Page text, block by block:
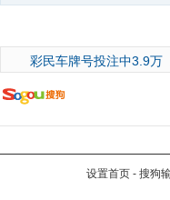
彩民车牌号投注中3.9万
设置首页 - 搜狗